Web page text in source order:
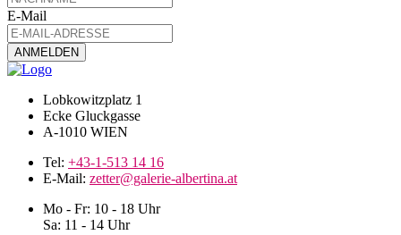
E-Mail
Lobkowitzplatz 1
Ecke Gluckgasse
A-1010 WIEN
Tel: +43-1-513 14 16
E-Mail: zetter@galerie-albertina.at
Mo - Fr: 10 - 18 Uhr
Sa: 11 - 14 Uhr